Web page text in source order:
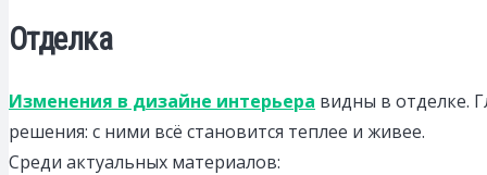
Отделка
Изменения в дизайне интерьера видны в отделке.
решения: с ними всё становится теплее и живее.
Среди актуальных материалов: